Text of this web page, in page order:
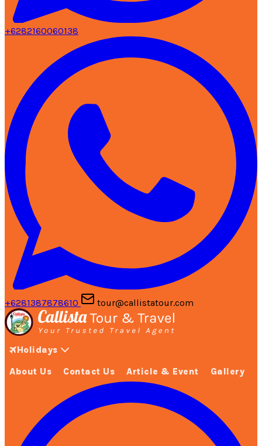
+6282160060138
+6281387878610 tour@callistatour.com
Holidays
About Us Contact Us Article & Event Gallery